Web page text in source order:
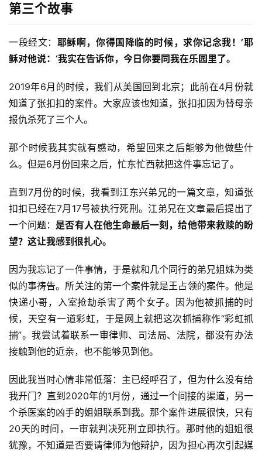
第三个故事
一段经文： 耶稣啊，你得国降临的时候，求你记念我！’耶
稣对他说：‘我实在告诉你，今日你要同我在乐园里了。
2019年6月的时候，我们从美国回到北京；此前在4月份就
知道了张扣扣的案件。大家应该也知道，张扣扣因为替母亲
报仇杀死了三个人。
那个时候我其实就有感动，希望回来之后能够为他做些什
么。但是6月份回来之后，忙东忙西就把这件事忘记了。
直到7月份的时候，我看到江东兴弟兄的一篇文章，知道张
扣扣已经在7月17号被执行死刑。江弟兄在文章最后提出了
一个问题： 是否有人在他生命最后一刻，给他带来救赎的盼
望？这让我感到很扎心。
因为我忘记了一件事情，于是就和几个同行的弟兄姐妹为类
似的事祷告。所关注的第一个案件就是王占领的案件。他是
快递小哥，入室抢劫杀害了两个女子。因为他被抓捕的时
候，天空有一道彩虹，于是网上就把这次抓捕称作“彩虹抓
捕”。我尝试着联系一审律师、司法局、法院，都没有办法
接触到他的近亲，也不能够见到他。
因此我当时心情非常低落：主已经呼召了，但为什么没有给
我开门？直到2020年的1月份，通过一个间接的渠道，另一
个杀医案的凶手的姐姐联系到我。那个案件进展很快，只有
20天的时间，一审就判决死刑立即执行。那时他的姐姐很
犹豫，不知道是否要请律师为他辩护，因为担心再次引起媒